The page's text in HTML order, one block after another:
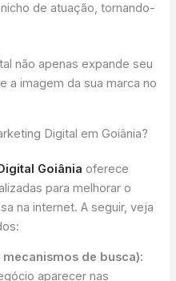
de atuação, tornando-
não apenas expande seu
a imagem da sua marca no
Digital em Goiânia?
Goiânia oferece
para melhorar o
na internet. A seguir, veja
de busca):
aparecer nas